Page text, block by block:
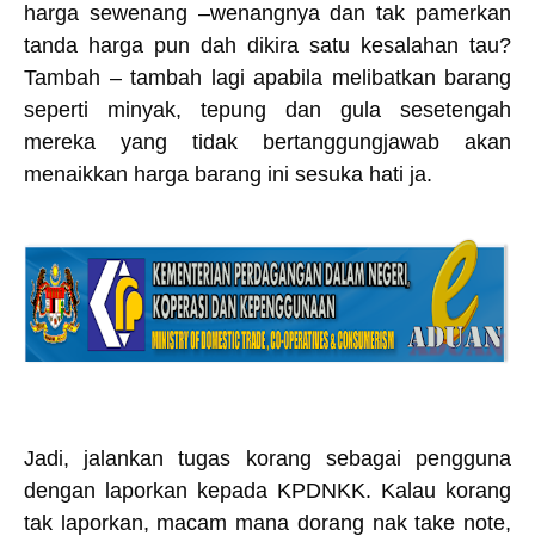
harga sewenang –wenangnya dan tak pamerkan
tanda harga pun dah dikira satu kesalahan tau?
Tambah – tambah lagi apabila melibatkan barang
seperti minyak, tepung dan gula sesetengah
mereka yang tidak bertanggungjawab akan
menaikkan harga barang ini sesuka hati ja.
Jadi, jalankan tugas korang sebagai pengguna
dengan laporkan kepada KPDNKK. Kalau korang
tak laporkan, macam mana dorang nak take note,